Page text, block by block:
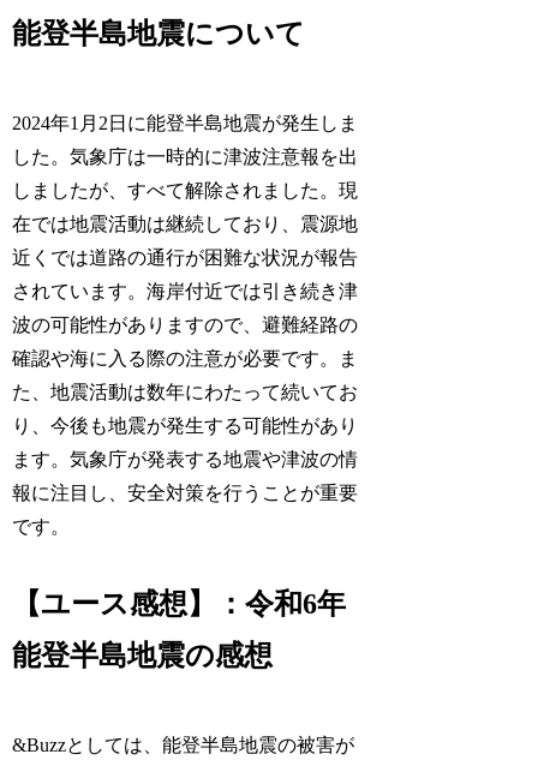
能登半島地震について
2024年1月2日に能登半島地震が発生しま
した。気象庁は一時的に津波注意報を出
しましたが、すべて解除されました。現
在では地震活動は継続しており、震源地
近くでは道路の通行が困難な状況が報告
されています。海岸付近では引き続き津
波の可能性がありますので、避難経路の
確認や海に入る際の注意が必要です。ま
た、地震活動は数年にわたって続いてお
り、今後も地震が発生する可能性があり
ます。気象庁が発表する地震や津波の情
報に注目し、安全対策を行うことが重要
です。
【ユース感想】：令和6年
能登半島地震の感想
&Buzzとしては、能登半島地震の被害が